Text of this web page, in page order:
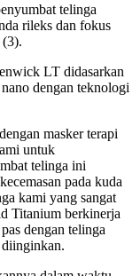
telinga
rileks dan fokus
(3).
LT didasarkan
dengan teknologi
masker terapi
untuk
telinga ini
pada kuda
kami yang sangat
Titanium berkinerja
dengan telinga
diinginkan.